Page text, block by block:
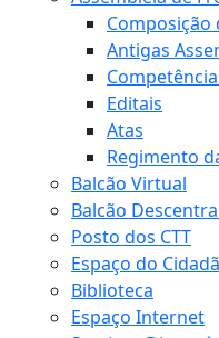
Composição
Antigas
Editais
Atas
Regimento
Balcão Virtual
Balcão
Posto dos CTT
Espaço do
Biblioteca
Espaço Internet